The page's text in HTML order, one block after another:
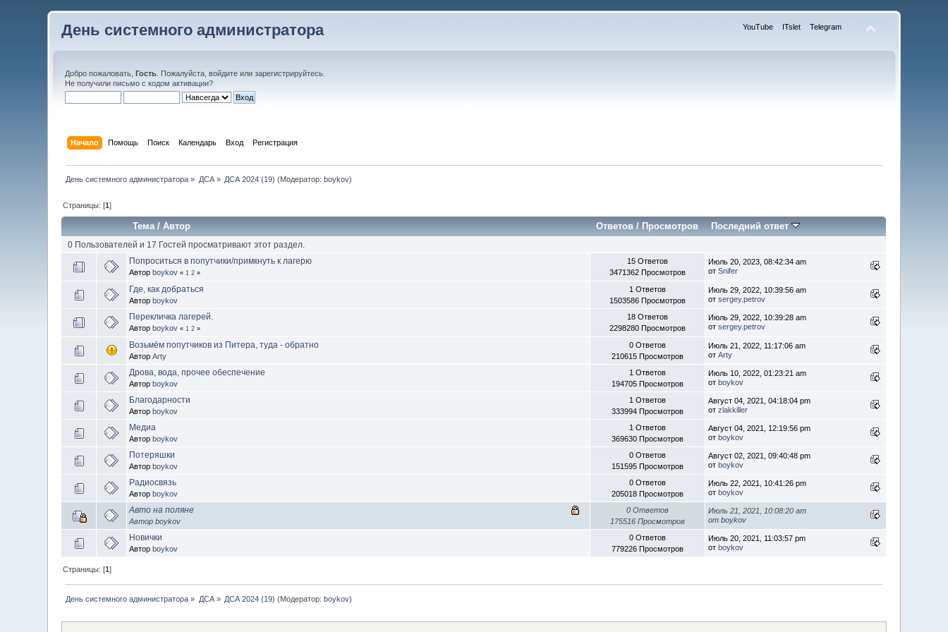
День системного администратора YouTube ITslet Telegram
Добро пожаловать,Гость . Пожалуйста,войдите илизарегистрируйтесь
Не получилиписьмо с кодом активации?
Начало Помощь Поиск Календарь Вход Регистрация
День системного администратора » ДСА» ДСА 2024 (19) (Модератор:boykov)
Страницы: [1]
Тема/Автор Ответов /Просмотров Последний ответ
0 Пользователей и 17 Гостей просматривают этот раздел.
Попроситься в попутчики/примкнуть к лагерю
Авторboykov « 1 2 »
15 Ответов
3471362 Просмотров
Июль 20, 2023, 08:42:34 am
отSnifer
Где, как добраться
Авторboykov
1 Ответов
1503586 Просмотров
Июль 29, 2022, 10:39:56 am
отsergey.petrov
Перекличка лагерей.
Авторboykov « 1 2 »
18 Ответов
2298280 Просмотров
Июль 29, 2022, 10:39:28 am
отsergey.petrov
Возьмём попутчиков из Питера, туда - обратно
АвторArty
0 Ответов
210615 Просмотров
Июль 21, 2022, 11:17:06 am
отArty
Дрова, вода, прочее обеспечение
Авторboykov
1 Ответов
194705 Просмотров
Июль 10, 2022, 01:23:21 am
отboykov
Благодарности
Авторboykov
1 Ответов
333994 Просмотров
Август 04, 2021, 04:18:04 pm
отzlakkiller
Медиа
Авторboykov
1 Ответов
369630 Просмотров
Август 04, 2021, 12:19:56 pm
отboykov
Потеряшки
Авторboykov
0 Ответов
151595 Просмотров
Август 02, 2021, 09:40:48 pm
отboykov
Радиосвязь
Авторboykov
0 Ответов
205018 Просмотров
Июль 22, 2021, 10:41:26 pm
отboykov
Авто на поляне
Авторboykov
0 Ответов
175516 Просмотров
Июль 21, 2021, 10:08:20 am
отboykov
Новички
Авторboykov
0 Ответов
779226 Просмотров
Июль 20, 2021, 11:03:57 pm
отboykov
Страницы: [1]
День системного администратора » ДСА» ДСА 2024 (19) (Модератор:boykov)